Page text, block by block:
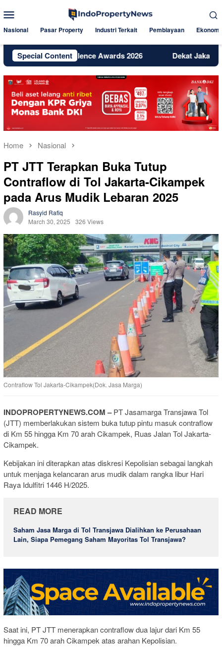
to
Menu
Nasional Pasar Property Industri Terkait Pembiayaan Ekonomi
Special Content
Excellence Awards 2026 Dekat Jakarta dan
Home Nasional
PT JTT Terapkan Buka Tutup
Contraflow di Tol Jakarta-Cikampek
pada Arus Mudik Lebaran 2025
Rasyid Rafiq
March 30, 2025
326 Views
Contraflow Tol Jakarta-Cikampek(Dok. Jasa Marga)
INDOPROPERTYNEWS.COM –PT Jasamarga Transjawa Tol
(JTT) memberlakukan sistem buka tutup pintu masuk contraflow
di Km 55 hingga Km 70 arah Cikampek, Ruas Jalan Tol Jakarta-
Cikampek.
Kebijakan ini diterapkan atas diskresi Kepolisian sebagai langkah
untuk menjaga kelancaran arus mudik dalam rangka libur Hari
Raya Idulfitri 1446 H/2025.
READ MORE
Saham Jasa Marga di Tol Transjawa Dialihkan ke Perusahaan
Lain, Siapa Pemegang Saham Mayoritas Tol Transjawa?
Saat ini, PT JTT menerapkan contraflow dua lajur dari Km 55
hingga Km 70 arah Cikampek atas arahan Kepolisian.